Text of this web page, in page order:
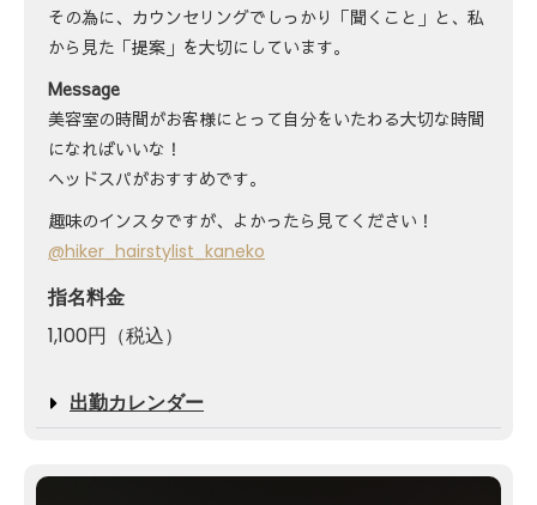
その為に、カウンセリングでしっかり「聞くこと」と、私
から見た「提案」を大切にしています。
Message
美容室の時間がお客様にとって自分をいたわる大切な時間
になればいいな！
ヘッドスパがおすすめです。
趣味のインスタですが、よかったら見てください！
@hiker_hairstylist_kaneko
指名料金
1,100円（税込）
出勤カレンダー